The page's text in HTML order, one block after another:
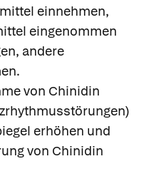
einnehmen,
eingenommen
andere
von Chinidin
erhöhen und
von Chinidin